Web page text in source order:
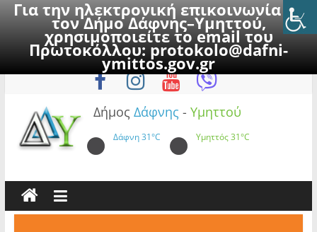
Για την ηλεκτρονική επικοινωνία με
τον Δήμο Δάφνης–Υμηττού,
χρησιμοποιείτε το email του
Πρωτοκόλλου:protokolo@dafni-
ymittos.gov.gr
to
Σάββατο, 8 Αυγούστου 2026
Δήμος Δάφνης - Υμηττού
Δάφνη31°C Υμηττός31°C